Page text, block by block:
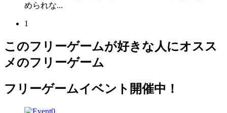
められな...
1
このフリーゲームが好きな人にオスス
メのフリーゲーム
フリーゲームイベント開催中！